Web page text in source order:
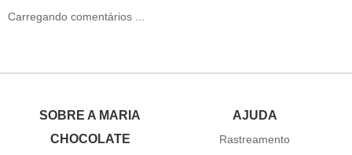
Carregando comentários ...
SOBRE A MARIA
CHOCOLATE
AJUDA
Rastreamento